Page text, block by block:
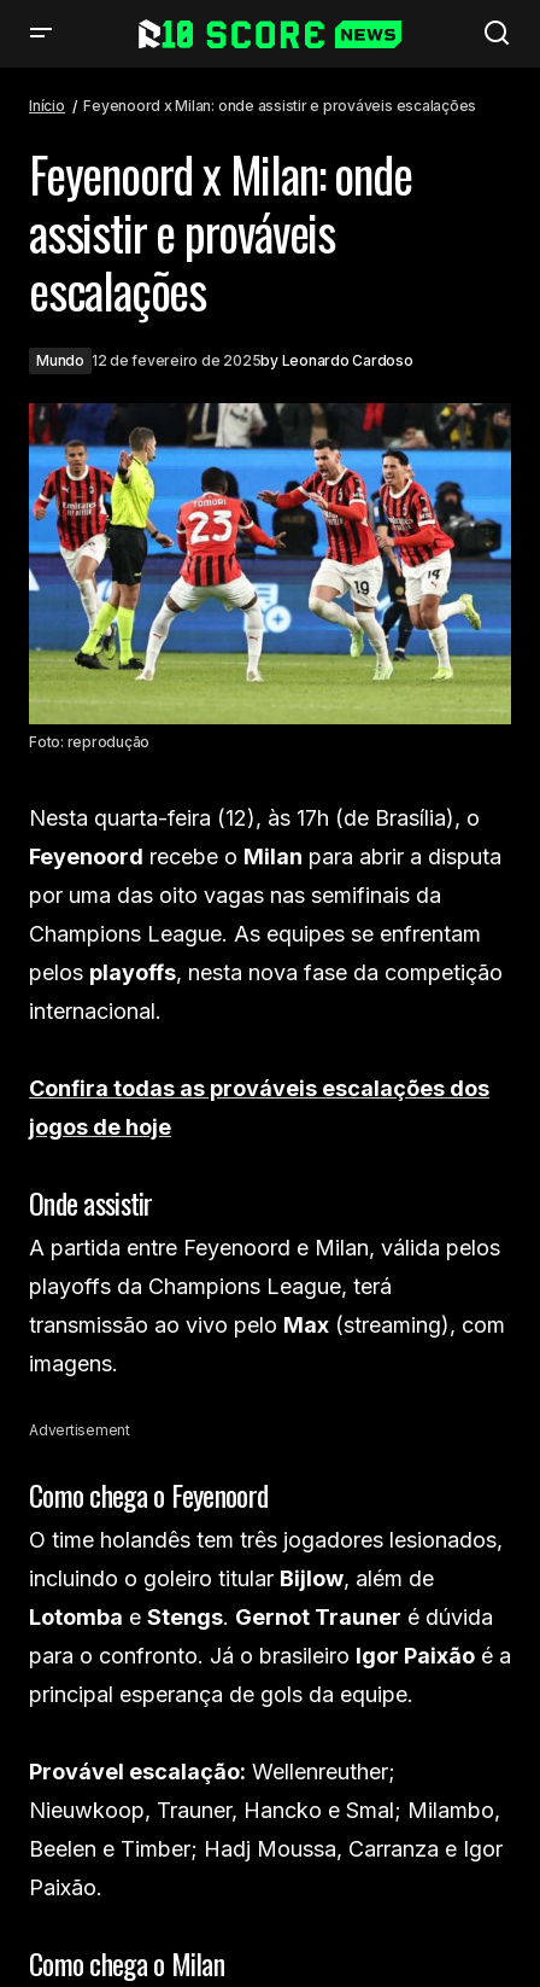
Início Feyenoord x Milan: onde assistir e prováveis escalações
Feyenoord x Milan: onde
assistir e prováveis
escalações
Mundo 12 de fevereiro de 2025by Leonardo Cardoso
Foto: reprodução
Nesta quarta-feira (12), às 17h (de Brasília), o
Feyenoord recebe o Milan para abrir a disputa
por uma das oito vagas nas semifinais da
Champions League. As equipes se enfrentam
pelos playoffs, nesta nova fase da competição
internacional.
Confira todas as prováveis escalações dos
jogos de hoje
Onde assistir
A partida entre Feyenoord e Milan, válida pelos
playoffs da Champions League, terá
transmissão ao vivo pelo Max (streaming), com
imagens.
Advertisement
Como chega o Feyenoord
O time holandês tem três jogadores lesionados,
incluindo o goleiro titular Bijlow, além de
Lotomba e Stengs. Gernot Trauner é dúvida
para o confronto. Já o brasileiro Igor Paixão é a
principal esperança de gols da equipe.
Provável escalação: Wellenreuther;
Nieuwkoop, Trauner, Hancko e Smal; Milambo,
Beelen e Timber; Hadj Moussa, Carranza e Igor
Paixão.
Como chega o Milan